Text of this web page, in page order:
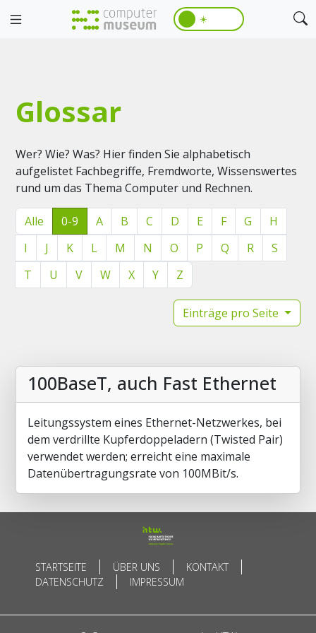
☀️
Glossar
Wer? Wie? Was? Hier finden Sie alphabetisch
aufgelistet Fachbegriffe, Fremdworte, Wissenswertes
rund um das Thema Computer und Rechnen.
Alle 0-9 A B C D E F G
H
I
J K L M N O P Q R
S
T
U V W X Y Z
Einträge pro Seite
100BaseT, auch Fast Ethernet
Leitungssystem eines Ethernet-Netzwerkes, bei
dem verdrillte Kupferdoppeladern (Twisted Pair)
verwendet werden; erreicht eine maximale
Datenübertragungsrate von 100MBit/s.
STARTSEITE ÜBER UNS
KONTAKT
DATENSCHUTZ
IMPRESSUM